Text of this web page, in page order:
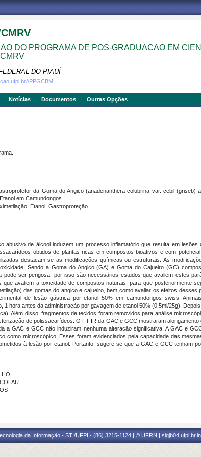
DO PROGRAMA DE POS-GRADUACAO EM
DO PIAUÍ
PPGCBM
Notícias Documentos Outras Opções
da Goma do Angico (anadenanthera colubrina var. cebil (griseb)
em Camundongos
Etanol. Gastroproteção.
abusivo de álcool induzem um processo inflamatório que resulta em
obtidos de plantas ricas em compostos bioativos e com
destacam-se as modificações químicas ou estruturais. As
Sendo a Goma do Angico (GA) e Goma do Cajueiro (GC)
pode ser perigosa, por isso são necessários estudos que avaliem estes
avaliem a toxicidade de compostos naturais, para que posteriormente
das gomas do angico e cajueiro, bem como avaliar os efeitos
de lesão gástrica por etanol 50% em camundongos swiss.
hora antes da administração por gavagem de etanol 50% (0,5ml/25g).
Além disso, fragmentos de tecidos foram removidos para análise
de polissacarídeos. O FT-IR da GAC e GCC mostraram
a GAC e GCC não induziram nenhuma alteração significativa. A GAC e
como microscópico. Esses foram evidenciados pela capacidade das
à lesão por etanol. Portanto, sugere-se que a GAC e GCC tenham
da Informação - STI/UFPI - (86) 3215-1124 | © UFRN |